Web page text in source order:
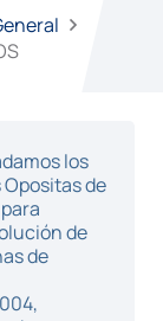
los
de
de
de